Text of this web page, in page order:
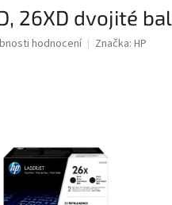
26XD dvojité
hodnocení Značka: HP